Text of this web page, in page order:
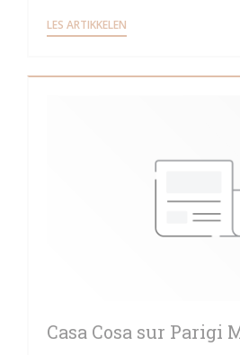
LES ARTIKKELEN
Casa Cosa sur Parigi